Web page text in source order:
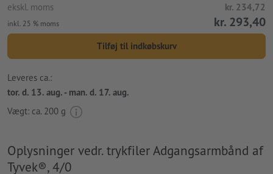
ekskl. moms kr. 234,72
inkl. 25 % moms kr. 293,40
Tilføj til indkøbskurv
Leveres ca.:
tor. d. 13. aug. - man. d. 17. aug.
Vægt: ca. 200 g
Oplysninger vedr. trykfiler Adgangsarmbånd af
Tyvek®, 4/0